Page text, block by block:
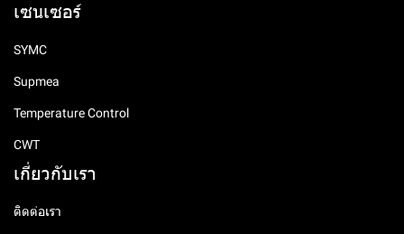
เซนเซอร์
SYMC
Supmea
Temperature Control
CWT
เกี่ยวกับเรา
ติดต่อเรา